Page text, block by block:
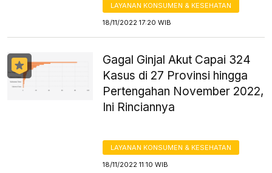
LAYANAN KONSUMEN & KESEHATAN
18/11/2022 17:20 WIB
Gagal Ginjal Akut Capai 324
Kasus di 27 Provinsi hingga
Pertengahan November 2022,
Ini Rinciannya
LAYANAN KONSUMEN & KESEHATAN
18/11/2022 11:10 WIB